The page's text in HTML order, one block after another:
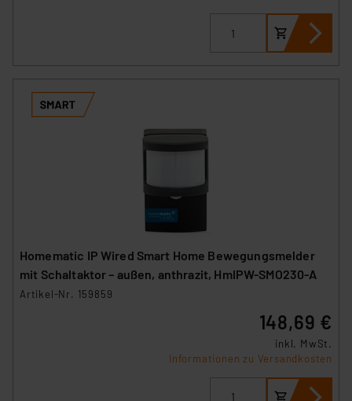
Homematic IP Wired Smart Home Bewegungsmelder
mit Schaltaktor – außen, anthrazit, HmIPW-SMO230-A
Artikel-Nr. 159859
148,69 €
inkl. MwSt.
Informationen zu Versandkosten